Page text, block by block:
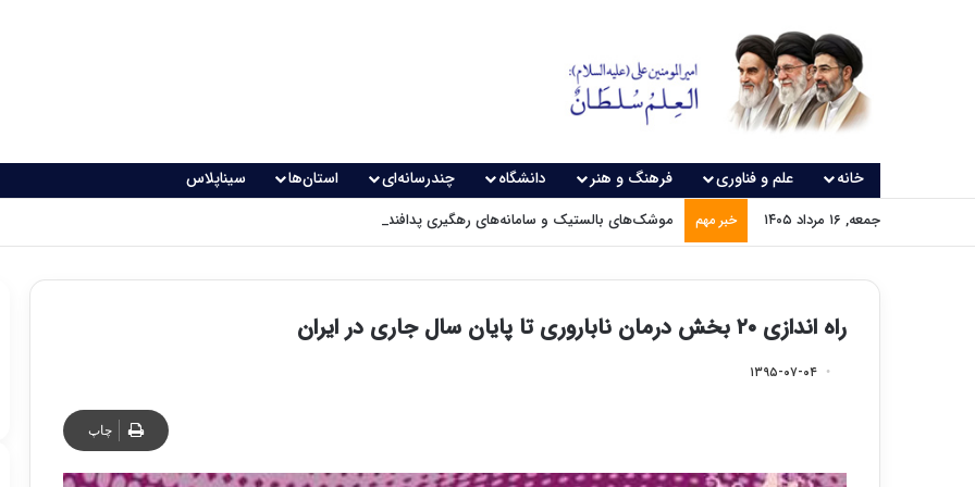
خانه علم و فناوری فرهنگ و هنر دانشگاه چندرسانه‌ای استان‌ها سیناپلاس
جمعه, ۱۶ مرداد ۱۴۰۵ خبر مهم موشک‌های بالستیک و سامانه‌های رهگیری پدافندی چگونه کار می کنند؟
راه اندازی ۲۰ بخش درمان ناباروری تا پایان سال جاری در ایران
۱۳۹۵-۰۷-۰۴
چاپ